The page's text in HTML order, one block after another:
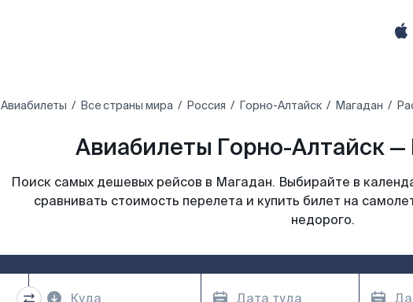
Авиабилеты Все страны мира Россия Горно-Алтайск Магадан
Авиабилеты Горно-Алтайск —
Поиск самых дешевых рейсов в Магадан. Выбирайте в
сравнивать стоимость перелета и купить билет на
недорого.